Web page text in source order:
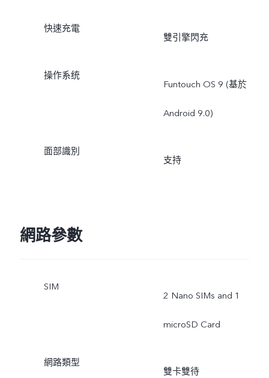
快速充電
雙引擎閃充
操作系统
Funtouch OS 9 (基於
Android 9.0)
面部識別
支持
網路參數
SIM
2 Nano SIMs and 1
microSD Card
網路類型
雙卡雙待